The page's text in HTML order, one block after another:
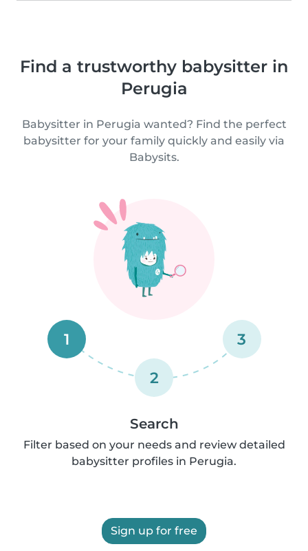
Find a trustworthy babysitter in
Perugia
Babysitter in Perugia wanted? Find the perfect
babysitter for your family quickly and easily via
Babysits.
1
2
3
Search
Filter based on your needs and review detailed
babysitter profiles in Perugia.
Sign up for free